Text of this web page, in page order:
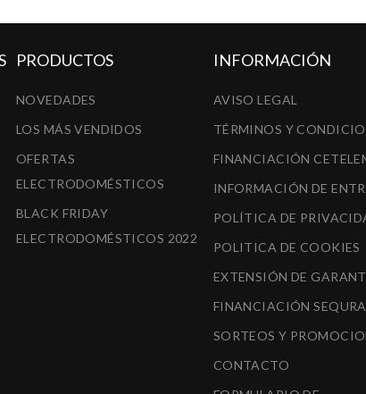
PRODUCTOS
NOVEDADES
LOS MÁS VENDIDOS
OFERTAS
ELECTRODOMÉSTICOS
BLACK FRIDAY
ELECTRODOMÉSTICOS 2022
INFORMACIÓN
AVISO LEGAL
TÉRMINOS Y
FINANCIACIÓN
INFORMACIÓN DE
POLÍTICA DE
POLITICA DE COOKIES
EXTENSIÓN DE
FINANCIACIÓN SEQURA
SORTEOS Y
CONTACTO